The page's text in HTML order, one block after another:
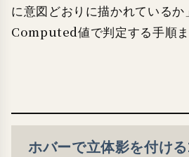
に意図どおりに描かれている
Computed値で判定する手順ま
ホバーで立体影を付け